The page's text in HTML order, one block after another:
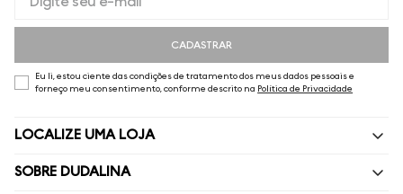
CADASTRAR
Eu li, estou ciente das condições de tratamento dos meus dados pessoais e
forneço meu consentimento, conforme descrito na Política de Privacidade
LOCALIZE UMA LOJA
SOBRE DUDALINA